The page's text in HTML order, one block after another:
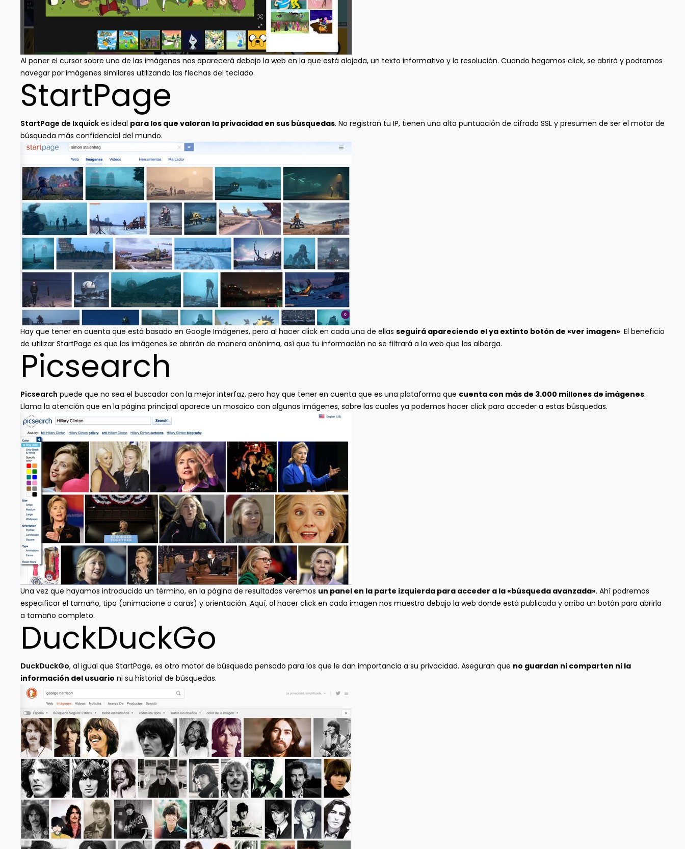
Al poner el cursor sobre una de las imágenes nos aparecerá debajo la web en la que está alojada, un texto informativo y la resolución. Cuando hagamos click, se abrirá y podremos
navegar por imágenes similares utilizando las flechas del teclado.
StartPage
StartPage de Ixquick es ideal para los que valoran la privacidad en sus búsquedas. No registran tu IP, tienen una alta puntuación de cifrado SSL y presumen de ser el motor de
búsqueda más confidencial del mundo.
Hay que tener en cuenta que está basado en Google Imágenes, pero al hacer click en cada una de ellas seguirá apareciendo el ya extinto botón de «ver imagen». El beneficio
de utilizar StartPage es que las imágenes se abrirán de manera anónima, así que tu información no se filtrará a la web que las alberga.
Picsearch
Picsearch puede que no sea el buscador con la mejor interfaz, pero hay que tener en cuenta que es una plataforma que cuenta con más de 3.000 millones de imágenes.
Llama la atención que en la página principal aparece un mosaico con algunas imágenes, sobre las cuales ya podemos hacer click para acceder a estas búsquedas.
Una vez que hayamos introducido un término, en la página de resultados veremos un panel en la parte izquierda para acceder a la «búsqueda avanzada». Ahí podremos
especificar el tamaño, tipo (animacione o caras) y orientación. Aquí, al hacer click en cada imagen nos muestra debajo la web donde está publicada y arriba un botón para abrirla
a tamaño completo.
DuckDuckGo
DuckDuckGo, al igual que StartPage, es otro motor de búsqueda pensado para los que le dan importancia a su privacidad. Aseguran que no guardan ni comparten ni la
información del usuario ni su historial de búsquedas.